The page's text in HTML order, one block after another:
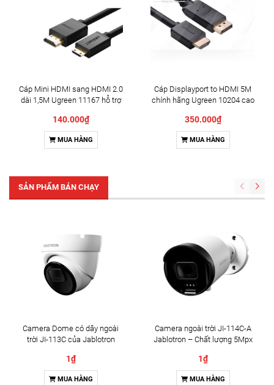
Cáp Mini HDMI sang HDMI 2.0
dài 1,5M Ugreen 11167 hỗ trợ
140.000₫
MUA HÀNG
Cáp Displayport to HDMI 5M
chính hãng Ugreen 10204 cao
350.000₫
MUA HÀNG
SẢN PHẨM BÁN CHẠY
Camera Dome có dây ngoài
trời JI-113C của Jablotron
1₫
MUA HÀNG
Camera ngoài trời JI-114C-A
Jablotron – Chất lượng 5Mpx
1₫
MUA HÀNG